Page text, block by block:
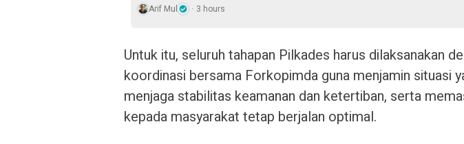
Arif Mul 3 hours
Untuk itu, seluruh tahapan Pilkades harus dilaksanakan
koordinasi bersama Forkopimda guna menjamin situasi
menjaga stabilitas keamanan dan ketertiban, serta
kepada masyarakat tetap berjalan optimal.